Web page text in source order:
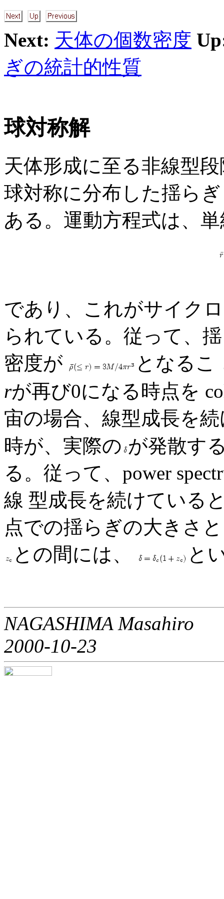
Next: 天体の個数密度
ぎの統計的性質
球対称解
天体形成に至る非線型
球対称に分布した揺ら
ある。運動方程式は、
であり、これがサイク
られている。従って、
密度が
となるこ
rが再び0になる時点を
宙の場合、線型成長を
時が、実際の が発散す
る。従って、power
線 型成長を続けている
点での揺らぎの大きさ
との間には、
と
NAGASHIMA Masahiro
2000-10-23